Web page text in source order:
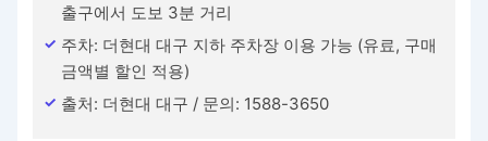
출구에서 도보 3분 거리
주차: 더현대 대구 지하 주차장 이용 가능 (유료, 구매
금액별 할인 적용)
출처: 더현대 대구 / 문의: 1588-3650